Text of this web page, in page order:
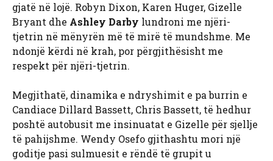
gjatë në lojë. Robyn Dixon, Karen Huger, Gizelle
Bryant dhe Ashley Darby lundroni me njëri-
tjetrin në mënyrën më të mirë të mundshme. Me
ndonjë kërdi në krah, por përgjithësisht me
respekt për njëri-tjetrin.
Megjithatë, dinamika e ndryshimit e pa burrin e
Candiace Dillard Bassett, Chris Bassett, të hedhur
poshtë autobusit me insinuatat e Gizelle për sjellje
të pahijshme. Wendy Osefo gjithashtu mori një
goditje pasi sulmuesit e rëndë të grupit u